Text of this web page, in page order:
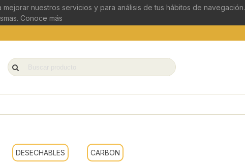
nuestros servicios y para análisis de tus hábitos de navegación.
Conoce más
DESECHABLES CARBON